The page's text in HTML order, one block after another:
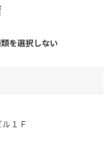
を選択しない
１Ｆ